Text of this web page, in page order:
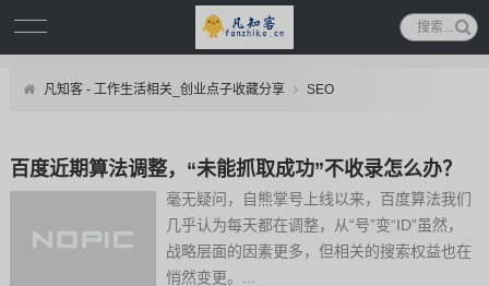
凡知客 - 工作生活相关_创业点子收藏分享 SEO
百度近期算法调整，“未能抓取成功”不收录怎么办？
毫无疑问，自熊掌号上线以来，百度算法我们
几乎认为每天都在调整，从“号”变“ID”虽然，
战略层面的因素更多，但相关的搜索权益也在
悄然变更。...